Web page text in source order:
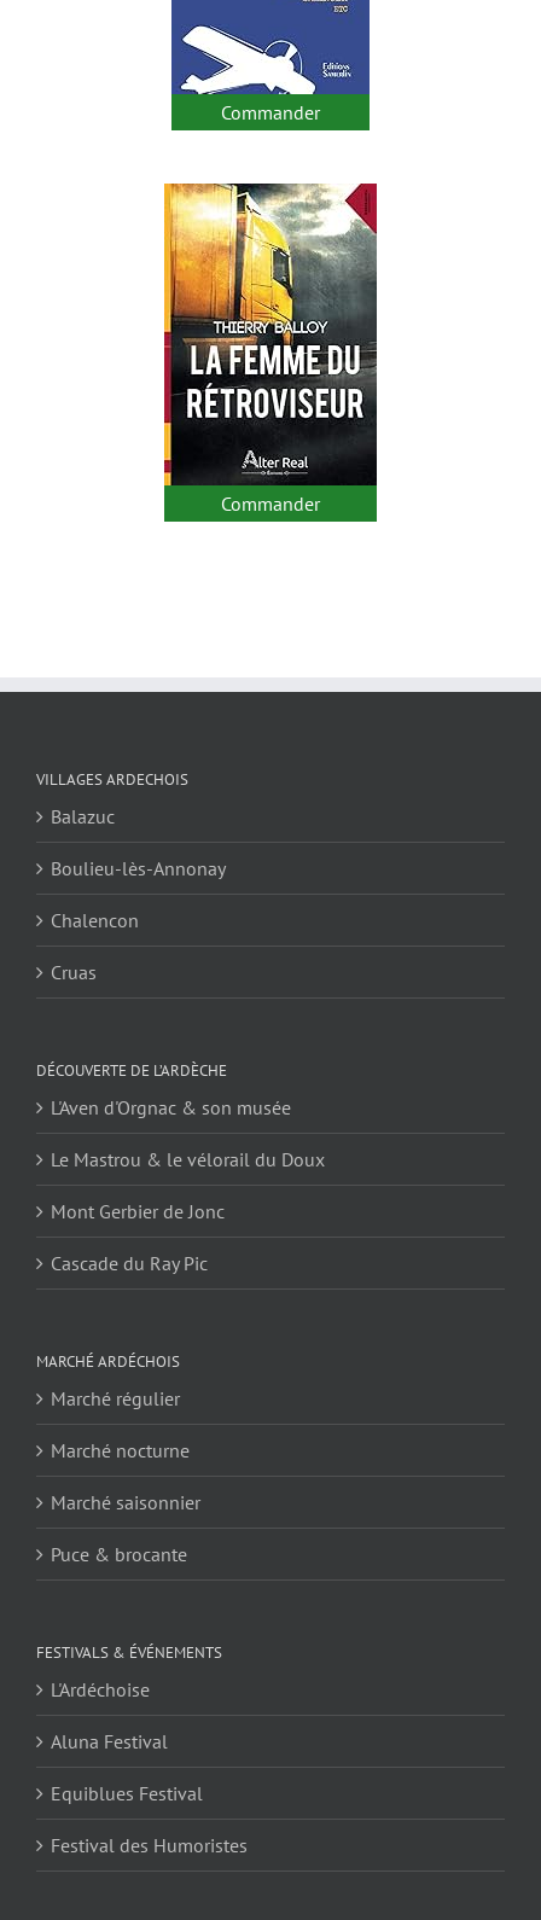
Commander
Commander
VILLAGES ARDECHOIS
Balazuc
Boulieu-lès-Annonay
Chalencon
Cruas
DÉCOUVERTE DE L’ARDÈCHE
L'Aven d'Orgnac & son musée
Le Mastrou & le vélorail du Doux
Mont Gerbier de Jonc
Cascade du Ray Pic
MARCHÉ ARDÉCHOIS
Marché régulier
Marché nocturne
Marché saisonnier
Puce & brocante
FESTIVALS & ÉVÉNEMENTS
L'Ardéchoise
Aluna Festival
Equiblues Festival
Festival des Humoristes